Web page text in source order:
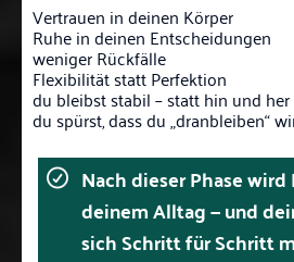
Vertrauen in deinen Körper
Ruhe in deinen Entscheidungen
weniger Rückfälle
Flexibilität statt Perfektion
du bleibst stabil – statt hin und
du spürst, dass du „dranbleiben“
Nach dieser Phase
deinem Alltag — und
sich Schritt für Schritt